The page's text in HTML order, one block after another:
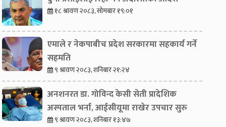
१८ श्रावण २०८३, सोमबार १९:०१
एमाले र नेकपाबीच प्रदेश सरकारमा सहकार्य गर्ने
सहमति
९ श्रावण २०८३, शनिबार २१:२४
अनशनरत डा. गोविन्द केसी सेती प्रादेशिक
अस्पताल भर्ना, आईसीयूमा राखेर उपचार सुरु
९ श्रावण २०८३, शनिबार १३:४७